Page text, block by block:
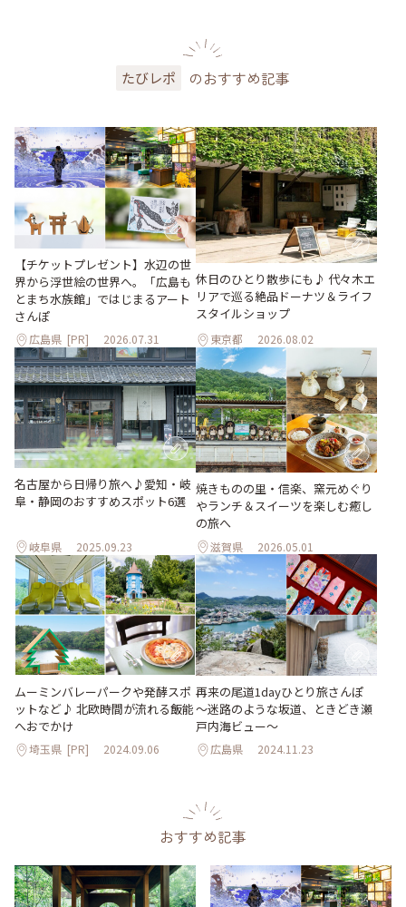
たびレポ のおすすめ記事
【チケットプレゼント】水辺の世
界から浮世絵の世界へ。「広島も
とまち水族館」ではじまるアート
さんぽ
広島県 [PR] 2026.07.31
休日のひとり散歩にも♪ 代々木エ
リアで巡る絶品ドーナツ＆ライフ
スタイルショップ
東京都 2026.08.02
名古屋から日帰り旅へ♪愛知・岐
阜・静岡のおすすめスポット6選
岐阜県 2025.09.23
焼きものの里・信楽、窯元めぐり
やランチ＆スイーツを楽しむ癒し
の旅へ
滋賀県 2026.05.01
ムーミンバレーパークや発酵スポ
ットなど♪ 北欧時間が流れる飯能
へおでかけ
埼玉県 [PR] 2024.09.06
再来の尾道1dayひとり旅さんぽ
～迷路のような坂道、ときどき瀬
戸内海ビュー～
広島県 2024.11.23
おすすめ記事